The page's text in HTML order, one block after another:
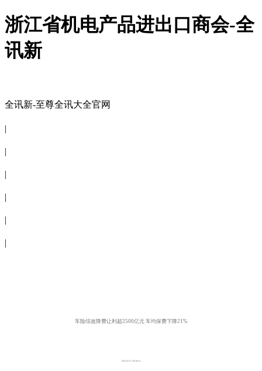
浙江省机电产品进出口商会-全
讯新
全讯新-至尊全讯大全官网
|
|
|
|
|
|
车险综改降费让利超2500亿元 车均保费下降21%
2022-03-21 09:40:11